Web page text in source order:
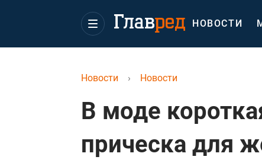
НОВОСТИ
Новости › Новости
В моде
прическа для